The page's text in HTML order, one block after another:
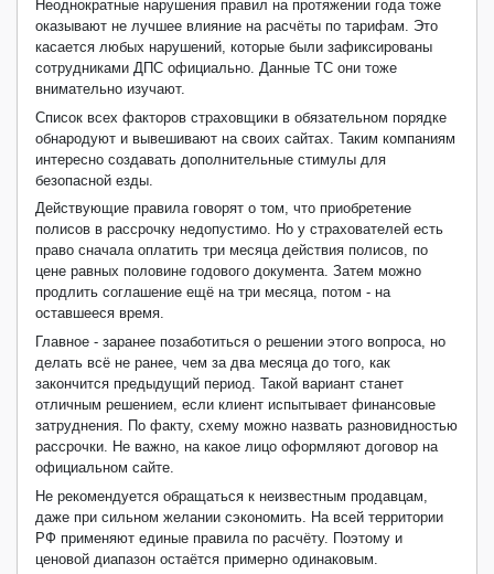
Неоднократные нарушения правил на протяжении года тоже
оказывают не лучшее влияние на расчёты по тарифам. Это
касается любых нарушений, которые были зафиксированы
сотрудниками ДПС официально. Данные ТС они тоже
внимательно изучают.
Список всех факторов страховщики в обязательном порядке
обнародуют и вывешивают на своих сайтах. Таким компаниям
интересно создавать дополнительные стимулы для
безопасной езды.
Действующие правила говорят о том, что приобретение
полисов в рассрочку недопустимо. Но у страхователей есть
право сначала оплатить три месяца действия полисов, по
цене равных половине годового документа. Затем можно
продлить соглашение ещё на три месяца, потом - на
оставшееся время.
Главное - заранее позаботиться о решении этого вопроса, но
делать всё не ранее, чем за два месяца до того, как
закончится предыдущий период. Такой вариант станет
отличным решением, если клиент испытывает финансовые
затруднения. По факту, схему можно назвать разновидностью
рассрочки. Не важно, на какое лицо оформляют договор на
официальном сайте.
Не рекомендуется обращаться к неизвестным продавцам,
даже при сильном желании сэкономить. На всей территории
РФ применяют единые правила по расчёту. Поэтому и
ценовой диапазон остаётся примерно одинаковым.